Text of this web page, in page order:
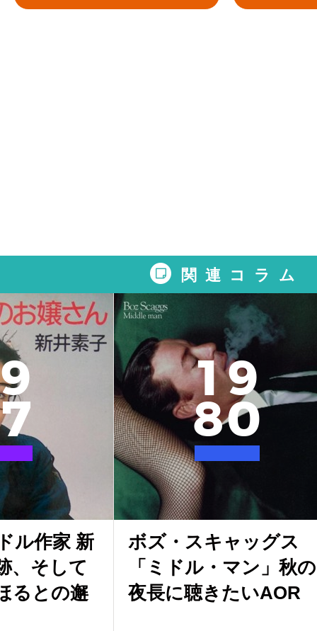
関連コラム
9
7
ル作家 新
、そして
るとの邂
19
80
ボズ・スキャッグス
「ミドル・マン」秋の
夜長に聴きたいAOR